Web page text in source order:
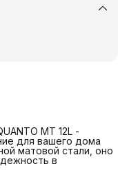
MT 12L -
для вашего дома
матовой стали, оно
в